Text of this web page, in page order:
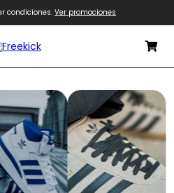
condiciones. Ver promociones